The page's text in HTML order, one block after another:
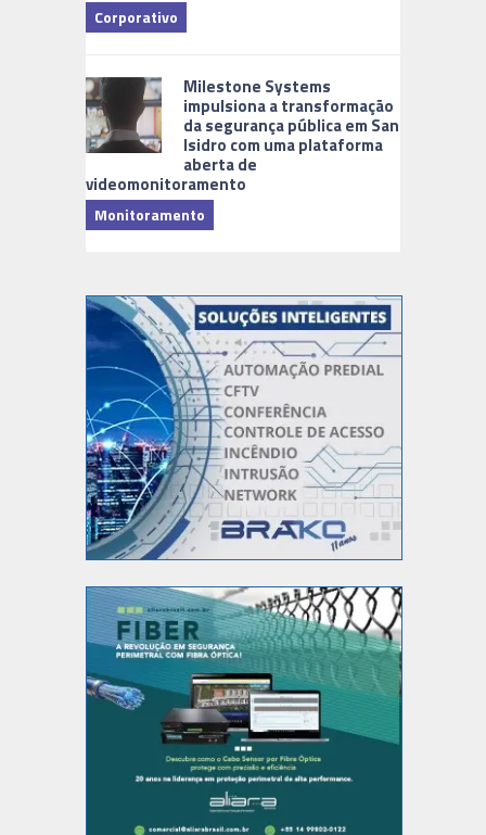
Corporativo
Milestone Systems
impulsiona a transformação
da segurança pública em San
Isidro com uma plataforma
aberta de
videomonitoramento
Monitoramento